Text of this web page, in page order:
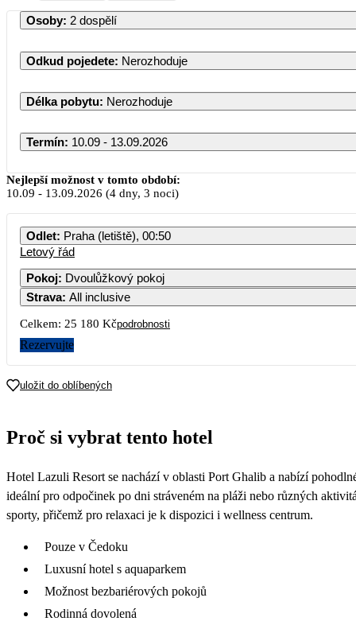
Osoby: 2 dospělí
Odkud pojedete: Nerozhoduje
Délka pobytu: Nerozhoduje
Termín: 10.09 - 13.09.2026
Nejlepší možnost v tomto období:
10.09 - 13.09.2026 (4 dny, 3 noci)
Odlet: Praha (letiště), 00:50
Letový řád
Pokoj: Dvoulůžkový pokoj
Strava: All inclusive
Celkem: 25 180 Kčpodrobnosti
Rezervujte
uložit do oblíbených
Proč si vybrat tento hotel
Hotel Lazuli Resort se nachází v oblasti Port Ghalib a nabízí
ideální pro odpočinek po dni stráveném na pláži nebo různých
sporty, přičemž pro relaxaci je k dispozici i wellness centrum.
Pouze v Čedoku
Luxusní hotel s aquaparkem
Možnost bezbariérových pokojů
Rodinná dovolená